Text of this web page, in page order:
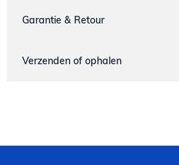
Garantie & Retour
Verzenden of ophalen